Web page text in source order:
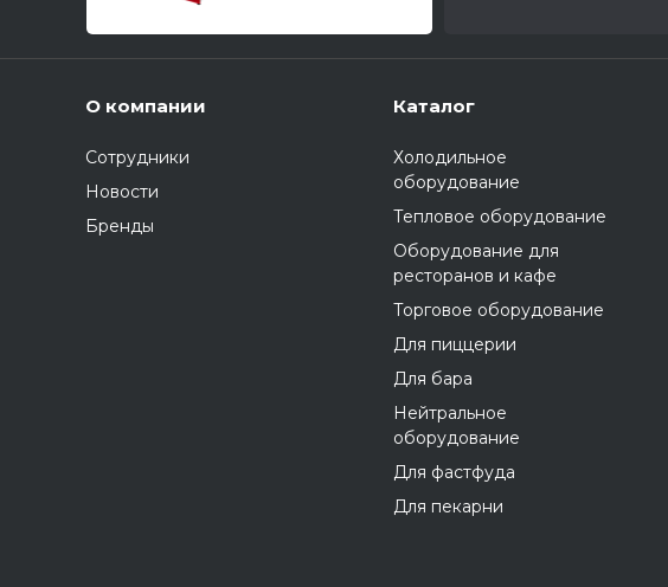
О компании
Сотрудники
Новости
Бренды
Каталог
Холодильное
оборудование
Тепловое оборудование
Оборудование для
ресторанов и кафе
Торговое оборудование
Для пиццерии
Для бара
Нейтральное
оборудование
Для фастфуда
Для пекарни